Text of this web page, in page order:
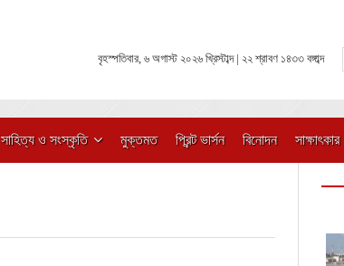
বৃহস্পতিবার, ৬ অগাস্ট ২০২৬ খ্রিস্টাব্দ | ২২ শ্রাবণ ১৪৩৩ বঙ্গাব্দ
সাহিত্য ও সংস্কৃতি মুক্তমত প্রিন্ট ভার্সন বিনোদন সাক্ষাৎকার